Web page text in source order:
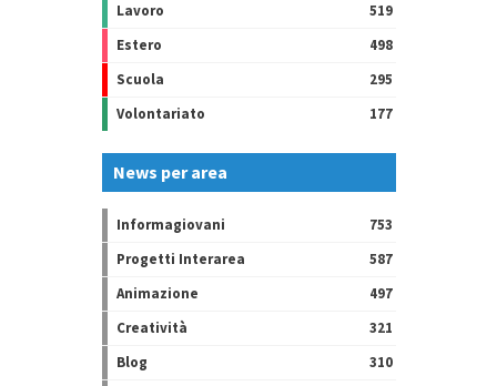
Lavoro
519
Estero
498
Scuola
295
Volontariato
177
News per area
Informagiovani
753
Progetti Interarea
587
Animazione
497
Creatività
321
Blog
310